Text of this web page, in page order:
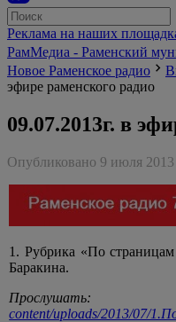
Реклама на наших
РамМедиа - Раменский
Новое Раменское радио
эфире раменского радио
09.07.2013г. в
Опубликовано 9 июля 2013
1. Рубрика «По
Баракина.
content/uploads/2013/07/